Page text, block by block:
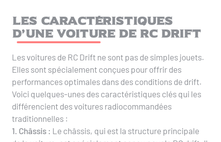
Les caractéristiques
d’une voiture de RC Drift
Les voitures de RC Drift ne sont pas de simples jouets.
Elles sont spécialement conçues pour offrir des
performances optimales dans des conditions de drift.
Voici quelques-unes des caractéristiques clés qui les
différencient des voitures radiocommandées
traditionnelles :
1. Châssis : Le châssis, qui est la structure principale